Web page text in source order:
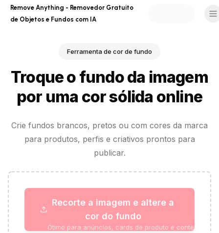
Remove Anything - Removedor Gratuito
de Objetos e Fundos com IA
Ferramenta de cor de fundo
Troque o fundo da imagem
por uma cor sólida online
Crie fundos brancos, pretos ou com cores da marca
para produtos, perfis e criativos prontos para
publicar.
Recorte a imagem e altere a
cor do fundo
Ótimo para anúncios, cards de produto e conteúdo